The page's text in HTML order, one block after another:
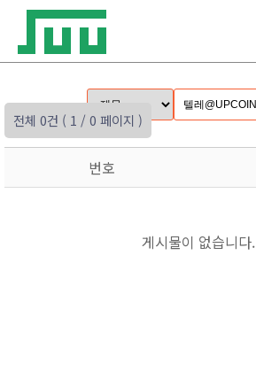
전체 0건 ( 1 / 0 페이지 )
번호
게시물이 없습니다.